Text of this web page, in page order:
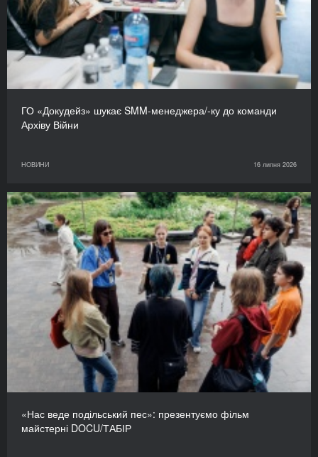
ГО «Докудейз» шукає SMM-менеджера/-ку до команди
Архіву Війни
НОВИНИ 16 липня 2026
«Нас веде подільський пес»: презентуємо фільм
майстерні DOCU/ТАБІР